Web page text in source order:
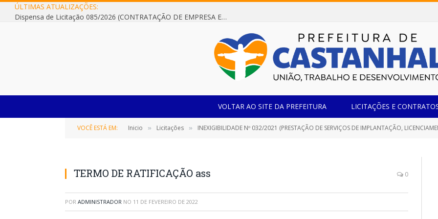
ÚLTIMAS ATUALIZAÇÕES:
Dispensa de Licitação 085/2026 (CONTRATAÇÃO DE EMPRESA ESPECIALIZADA NA FABRICAÇÃO DE MÓVEIS SOB MEDIDA COM ESTRUTURA METÁLICA EM METALON PARA ATENDIMENTO DAS NECESSIDADES DA SALA SIMOV DA EMEF MADRE MARIA VIGANÓ)
VOLTAR AO SITE DA PREFEITURA LICITAÇÕES E
VOCÊ ESTÁ EM: Inicio » Licitações » INEXIGIBILIDADE Nº 032/2021 (PRESTAÇÃO DE SERVIÇOS DE IMPLANTAÇÃO, LICENCIAMENTO, MANUTENÇÃO, TREINAMENTOS,
TERMO DE RATIFICAÇÃO ass 0
POR ADMINISTRADOR NO 11 DE FEVEREIRO DE 2022